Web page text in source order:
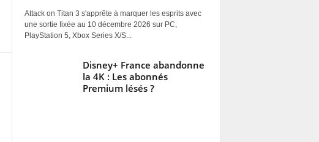
Attack on Titan 3 s'apprête à marquer les esprits avec
une sortie fixée au 10 décembre 2026 sur PC,
PlayStation 5, Xbox Series X/S...
Disney+ France abandonne
la 4K : Les abonnés
Premium lésés ?